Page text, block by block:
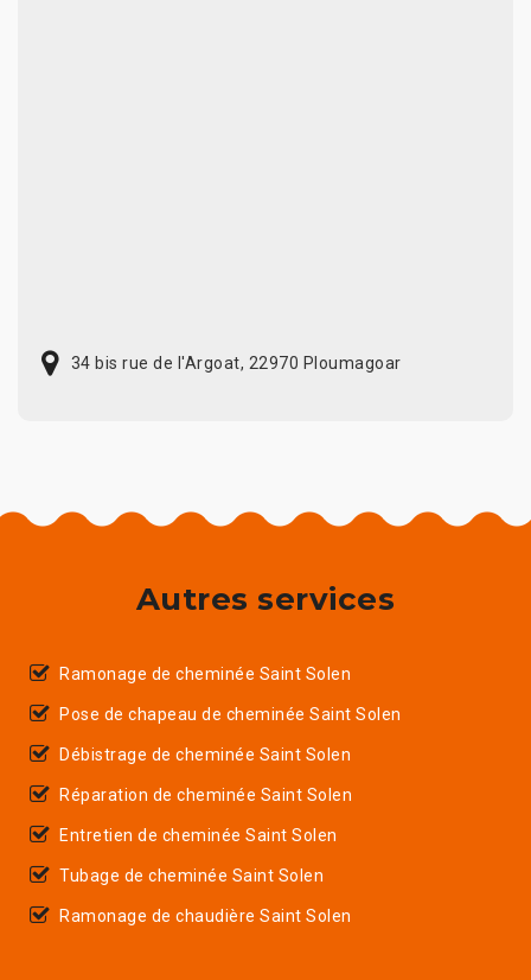
34 bis rue de l'Argoat, 22970 Ploumagoar
Autres services
Ramonage de cheminée Saint Solen
Pose de chapeau de cheminée Saint Solen
Débistrage de cheminée Saint Solen
Réparation de cheminée Saint Solen
Entretien de cheminée Saint Solen
Tubage de cheminée Saint Solen
Ramonage de chaudière Saint Solen